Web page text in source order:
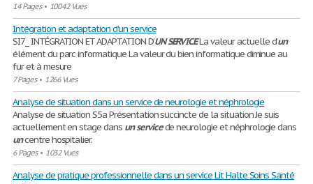
14 Pages• 10042 Vues
Intégration et adaptation d'un service
SI7_ INTÉGRATION ET ADAPTATION D’UNSERVICELa valeur actuelle d’un
élément du parc informatique La valeur du bien informatique diminue au
fur et à mesure
7 Pages• 1266 Vues
Analyse de situation dans un service de neurologie et néphrologie
Analyse de situation S5a Présentation succincte de la situation Je suis
actuellement en stage dans unservicede neurologie et néphrologie dans
uncentre hospitalier.
6 Pages• 1032 Vues
Analyse de pratique professionnelle dans un service Lit Halte Soins Santé